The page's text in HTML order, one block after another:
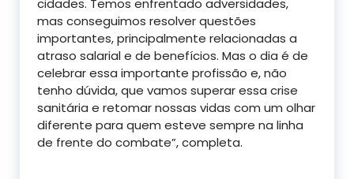
mas conseguimos resolver questões
importantes, principalmente relacionadas a
atraso salarial e de benefícios. Mas o dia é de
celebrar essa importante profissão e, não
tenho dúvida, que vamos superar essa crise
sanitária e retomar nossas vidas com um olhar
diferente para quem esteve sempre na linha
de frente do combate”, completa.